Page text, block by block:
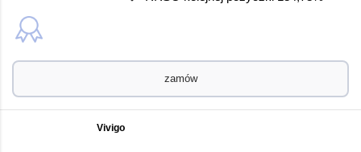
zamów
Vivigo